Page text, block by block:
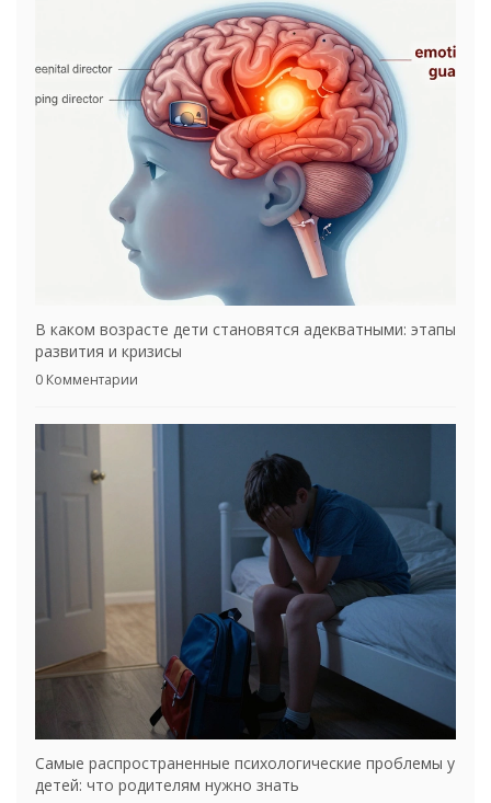
В каком возрасте дети становятся адекватными: этапы
развития и кризисы
0 Комментарии
Самые распространенные психологические проблемы у
детей: что родителям нужно знать